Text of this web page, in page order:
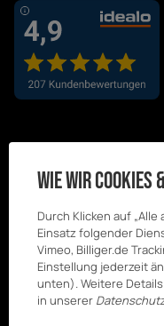
Wie wir Cookies
Durch Klicken auf
Einsatz folgender
Vimeo, Billiger.de
Einstellung jederzeit
unten). Weitere
in unserer